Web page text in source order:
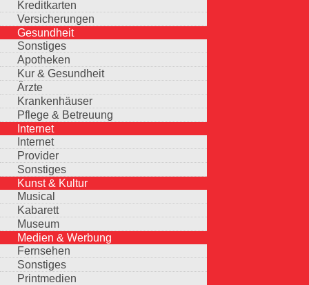
Kreditkarten
Versicherungen
Gesundheit
Sonstiges
Apotheken
Kur & Gesundheit
Ärzte
Krankenhäuser
Pflege & Betreuung
Internet
Internet
Provider
Sonstiges
Kunst & Kultur
Musical
Kabarett
Museum
Medien & Werbung
Fernsehen
Sonstiges
Printmedien